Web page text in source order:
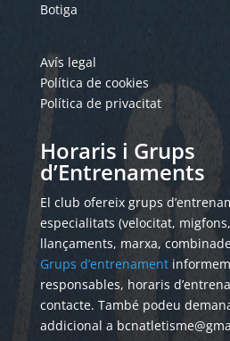
Botiga
Avís legal
Política de cookies
Política de privacitat
Horaris i Grups
d’Entrenaments
El club ofereix grups
especialitats (velocitat,
llançaments, marxa,
Grups d’entrenament
responsables, horaris
contacte. També podeu
addicional a